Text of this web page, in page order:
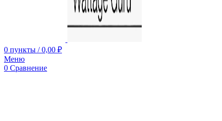
0 пункты / 0,00 ₽
Меню
0 Сравнение